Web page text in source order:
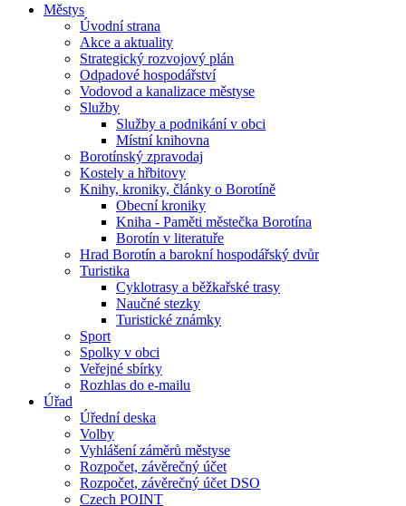
Městys
Úvodní strana
Akce a aktuality
Strategický rozvojový plán
Odpadové hospodářství
Vodovod a kanalizace městyse
Služby
Služby a podnikání v obci
Místní knihovna
Borotínský zpravodaj
Kostely a hřbitovy
Knihy, kroniky, články o Borotíně
Obecní kroniky
Kniha - Paměti městečka Borotína
Borotín v literatuře
Hrad Borotín a barokní hospodářský dvůr
Turistika
Cyklotrasy a běžkařské trasy
Naučné stezky
Turistické známky
Sport
Spolky v obci
Veřejné sbírky
Rozhlas do e-mailu
Úřad
Úřední deska
Volby
Vyhlášení záměrů městyse
Rozpočet, závěrečný účet
Rozpočet, závěrečný účet DSO
Czech POINT